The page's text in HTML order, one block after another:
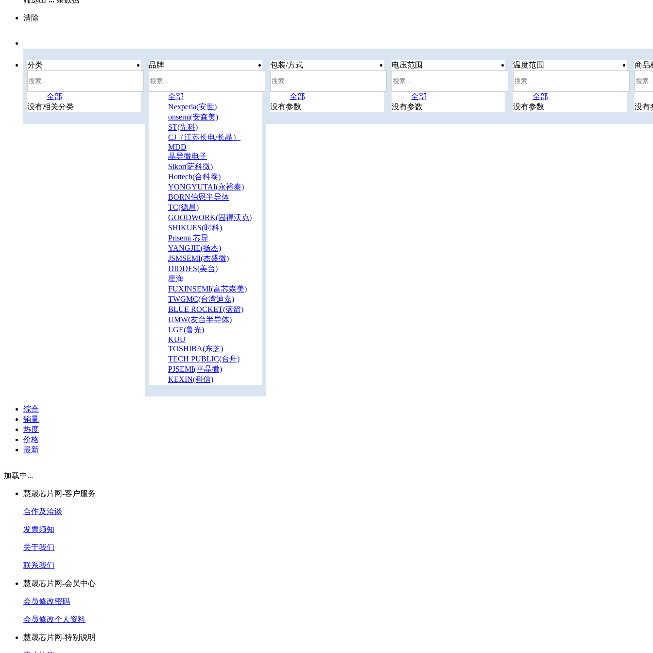
清除
分类
全部
没有相关分类
品牌
全部
Nexperia(安世)
onsemi(安森美)
ST(先科)
CJ（江苏长电/长晶）
MDD
晶导微电子
Slkor(萨科微)
Hottech(合科泰)
YONGYUTAI(永裕泰)
BORN伯恩半导体
TC(德昌)
GOODWORK(固得沃克)
SHIKUES(时科)
Prisemi 芯导
YANGJIE(扬杰)
JSMSEMI(杰盛微)
DIODES(美台)
星海
FUXINSEMI(富芯森美)
TWGMC(台湾迪嘉)
BLUE ROCKET(蓝箭)
UMW(友台半导体)
LGE(鲁光)
KUU
TOSHIBA(东芝)
TECH PUBLIC(台舟)
PJSEMI(平晶微)
KEXIN(科信)
包装/方式
全部
没有参数
电压范围
全部
没有参数
温度范围
全部
没有参数
商品
没有
综合
销量
热度
价格
最新
加载中...
慧晟芯片网-客户服务
合作及洽谈
发票须知
关于我们
联系我们
慧晟芯片网-会员中心
会员修改密码
会员修改个人资料
慧晟芯片网-特别说明